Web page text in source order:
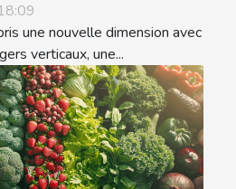
une nouvelle dimension avec
verticaux, une...